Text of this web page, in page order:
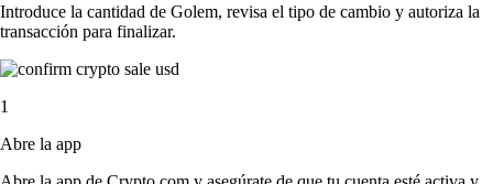
Introduce la cantidad de Golem, revisa el tipo de cambio y autoriza la
transacción para finalizar.
1
Abre la app